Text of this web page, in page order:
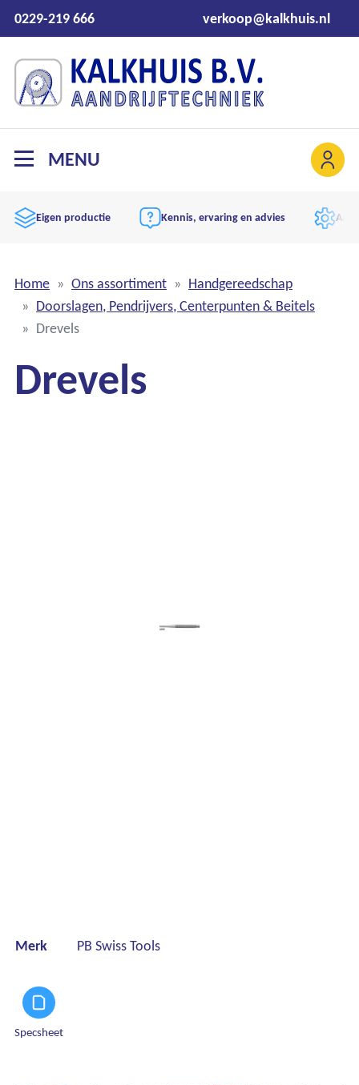
0229-219 666 verkoop@kalkhuis.nl
MENU
Eigen productie Kennis, ervaring en advies
Home Ons assortiment
Handgereedschap
Doorslagen, Pendrijvers, Centerpunten & Beitels
Drevels
Drevels
Merk PB Swiss Tools
Specsheet